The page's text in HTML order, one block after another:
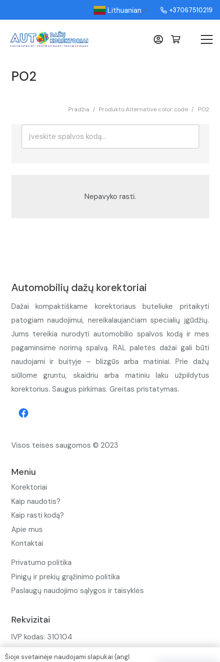
Lithuanian ▼ +37067510219
PO2
Pradžia / Produkto Alternative color code / PO2
Nepavyko rasti.
Automobilių dažų korektoriai
Dažai kompaktiškame korektoriaus buteliuke pritaikyti
patogiam naudojimui, nereikalaujančiam specialių įgūdžių.
Jums tereikia nurodyti automobilio spalvos kodą ir mes
pagaminsime norimą spalvą. RAL paletės dažai gali būti
naudojami ir buityje – blizgūs arba matiniai. Prie dažų
siūlome gruntu, skaidriu arba matiniu laku užpildytus
korektorius. Saugus pirkimas. Greitas pristatymas.
Visos teisės saugomos © 2023
Meniu
Korektoriai
Kaip naudotis?
Kaip rasti kodą?
Apie mus
Kontaktai
Privatumo politika
Pinigų ir prekių grąžinimo politika
Paslaugų naudojimo sąlygos ir taisyklės
Rekvizitai
IVP kodas: 310104
Šioje svetainėje naudojami slapukai (angl.